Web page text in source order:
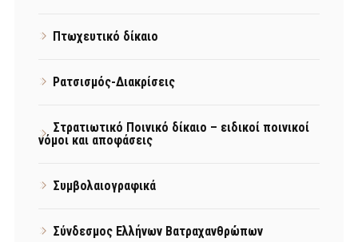
Πτωχευτικό δίκαιο
Ρατσισμός-Διακρίσεις
Στρατιωτικό Ποινικό δίκαιο – ειδικοί ποινικοί
νόμοι και αποφάσεις
Συμβολαιογραφικά
Σύνδεσμος Ελλήνων Βατραχανθρώπων